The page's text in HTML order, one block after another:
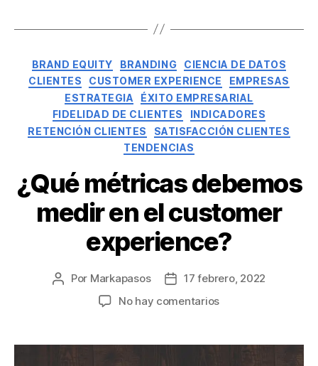
BRAND EQUITY BRANDING
CIENCIA DE DATOS
CLIENTES
CUSTOMER EXPERIENCE
EMPRESAS
ESTRATEGIA
ÉXITO EMPRESARIAL
FIDELIDAD DE CLIENTES
INDICADORES
RETENCIÓN CLIENTES
SATISFACCIÓN CLIENTES
TENDENCIAS
¿Qué métricas debemos
medir en el customer
experience?
Por Markapasos
17 febrero, 2022
No hay comentarios